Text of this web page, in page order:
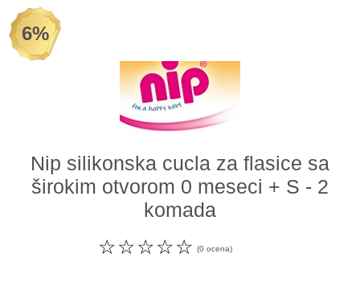
AKCIJA
Prodavnica
6%
Nip silikonska cucla za flasice sa
širokim otvorom 0 meseci + S - 2
komada
☆
☆
☆
☆
☆ (0 ocena)